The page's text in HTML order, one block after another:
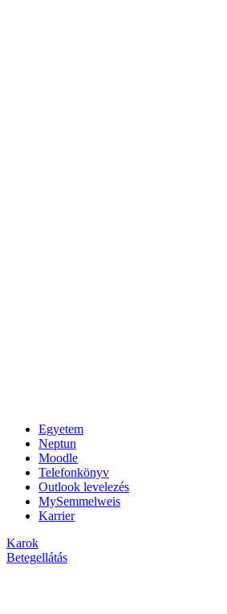
Egyetem
Neptun
Moodle
Telefonkönyv
Outlook levelezés
MySemmelweis
Karrier
Karok
Betegellátás